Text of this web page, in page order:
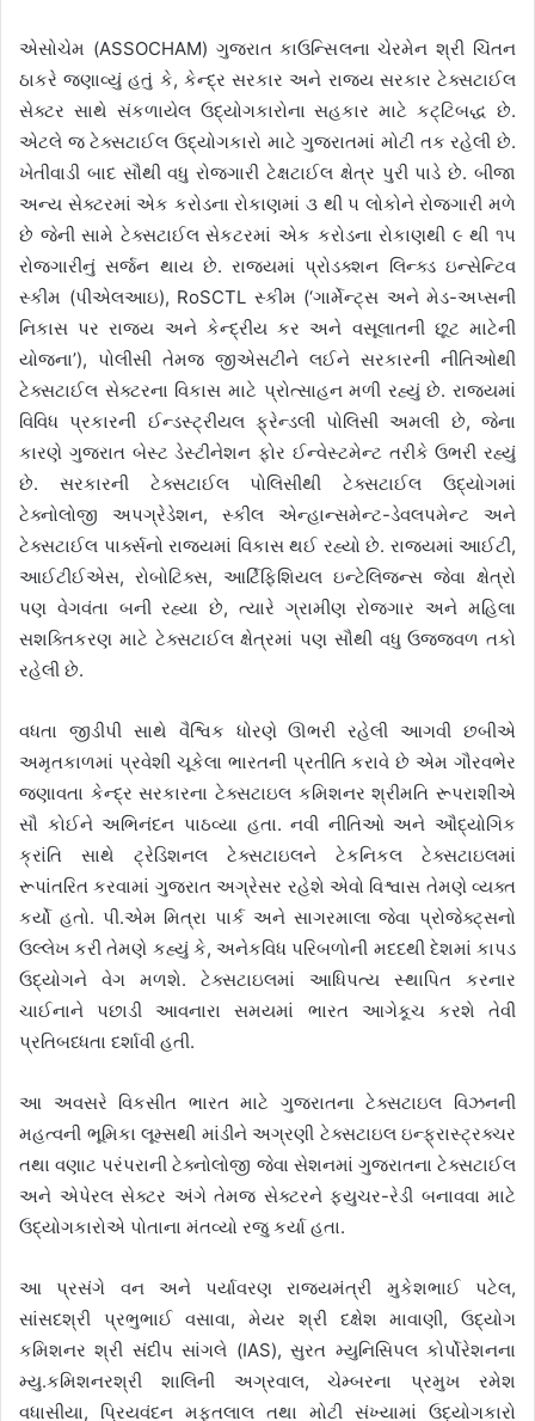
એસોચેમ (ASSOCHAM) ગુજરાત કાઉન્સિલના ચેરમેન શ્રી ચિંતન
ઠાકરે જણાવ્યું હતું કે, કેન્દ્ર સરકાર અને રાજ્ય સરકાર ટેક્સટાઈલ
સેક્ટર સાથે સંકળાયેલ ઉદ્યોગકારોના સહકાર માટે કટ્ટિબદ્ધ છે.
એટલે જ ટેક્સટાઈલ ઉદ્યોગકારો માટે ગુજરાતમાં મોટી તક રહેલી છે.
ખેતીવાડી બાદ સૌથી વધુ રોજગારી ટેક્ષટાઈલ ક્ષેત્ર પુરી પાડે છે. બીજા
અન્ય સેક્ટરમાં એક કરોડના રોકાણમાં ૩ થી ૫ લોકોને રોજગારી મળે
છે જેની સામે ટેક્સટાઈલ સેકટરમાં એક કરોડના રોકાણથી ૯ થી ૧૫
રોજગારીનું સર્જન થાય છે. રાજયમાં પ્રોડક્શન લિન્ક્ડ ઇન્સેન્ટિવ
સ્કીમ (પીએલઆઇ), RoSCTL સ્કીમ (‘ગાર્મેન્ટ્સ અને મેડ-અપ્સની
નિકાસ પર રાજ્ય અને કેન્દ્રીય કર અને વસૂલાતની છૂટ માટેની
યોજના’), પોલીસી તેમજ જીએસટીને લઈને સરકારની નીતિઓથી
ટેક્સટાઈલ સેક્ટરના વિકાસ માટે પ્રોત્સાહન મળી રહ્યું છે. રાજયમાં
વિવિધ પ્રકારની ઈન્ડસ્ટ્રીયલ ફ્રેન્ડલી પોલિસી અમલી છે, જેના
કારણે ગુજરાત બેસ્ટ ડેસ્ટીનેશન ફોર ઈન્વેસ્ટમેન્ટ તરીકે ઉભરી રહ્યું
છે. સરકારની ટેક્સટાઈલ પોલિસીથી ટેક્સટાઈલ ઉદ્યોગમાં
ટેક્નોલોજી અપગ્રેડેશન, સ્કીલ એન્હાન્સમેન્ટ-ડેવલપમેન્ટ અને
ટેક્સટાઈલ પાર્ક્સનો રાજયમાં વિકાસ થઈ રહ્યો છે. રાજયમાં આઈટી,
આઈટીઈએસ, રોબોટિક્સ, આર્ટિફિશિયલ ઇન્ટેલિજન્સ જેવા ક્ષેત્રો
પણ વેગવંતા બની રહ્યા છે, ત્યારે ગ્રામીણ રોજગાર અને મહિલા
સશક્તિકરણ માટે ટેક્સટાઈલ ક્ષેત્રમાં પણ સૌથી વધુ ઉજ્જવળ તકો
રહેલી છે.
વધતા જીડીપી સાથે વૈશ્વિક ધોરણે ઊભરી રહેલી આગવી છબીએ
અમૃતકાળમાં પ્રવેશી ચૂકેલા ભારતની પ્રતીતિ કરાવે છે એમ ગૌરવભેર
જણાવતા કેન્દ્ર સરકારના ટેક્સટાઇલ કમિશનર શ્રીમતિ રૂપરાશીએ
સૌ કોઈને અભિનંદન પાઠવ્યા હતા. નવી નીતિઓ અને ઔદ્યોગિક
ક્રાંતિ સાથે ટ્રેડિશનલ ટેક્સટાઇલને ટેકનિકલ ટેક્સટાઇલમાં
રૂપાંતરિત કરવામાં ગુજરાત અગ્રેસર રહેશે એવો વિશ્વાસ તેમણે વ્યક્ત
કર્યો હતો. પી.એમ મિત્રા પાર્ક અને સાગરમાલા જેવા પ્રોજેક્ટ્સનો
ઉલ્લેખ કરી તેમણે કહ્યું કે, અનેકવિધ પરિબળોની મદદથી દેશમાં કાપડ
ઉદ્યોગને વેગ મળશે. ટેક્સટાઇલમાં આધિપત્ય સ્થાપિત કરનાર
ચાઈનાને પછાડી આવનારા સમયમાં ભારત આગેકૂચ કરશે તેવી
પ્રતિબધ્ધતા દર્શાવી હતી.
આ અવસરે વિકસીત ભારત માટે ગુજરાતના ટેક્સટાઇલ વિઝનની
મહત્વની ભૂમિકા લૂમ્સથી માંડીને અગ્રણી ટેક્સટાઇલ ઇન્ફ્રાસ્ટ્રક્ચર
તથા વણાટ પરંપરાની ટેક્નોલોજી જેવા સેશનમાં ગુજરાતના ટેક્સટાઈલ
અને એપેરલ સેક્ટર અંગે તેમજ સેક્ટરને ફ્યુચર-રેડી બનાવવા માટે
ઉદ્યોગકારોએ પોતાના મંતવ્યો રજુ કર્યા હતા.
આ પ્રસંગે વન અને પર્યાવરણ રાજયમંત્રી મુકેશભાઈ પટેલ,
સાંસદશ્રી પ્રભુભાઈ વસાવા, મેયર શ્રી દક્ષેશ માવાણી, ઉદ્યોગ
કમિશનર શ્રી સંદીપ સાંગલે (IAS), સુરત મ્યુનિસિપલ કોર્પોરેશનના
મ્યુ.કમિશનરશ્રી શાલિની અગ્રવાલ, ચેમ્બરના પ્રમુખ રમેશ
વધાસીયા, પ્રિયવંદન મફતલાલ તથા મોટી સંખ્યામાં ઉદ્યોગકારો